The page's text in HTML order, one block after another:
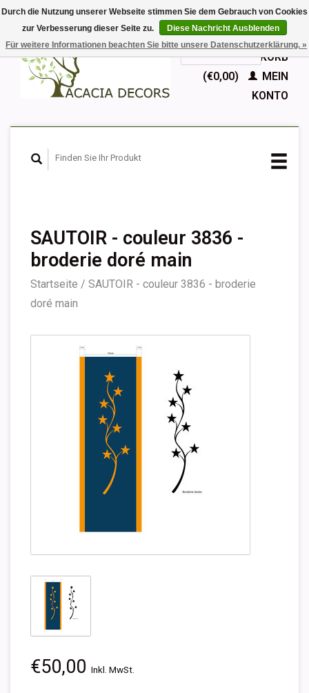
EUR
GBPDeutsch
Nederlands
English
IHR WARENKORB
(€0,00)
MEIN
KONTO
SAUTOIR - couleur 3836 -
broderie doré main
Startseite / SAUTOIR - couleur 3836 - broderie
doré main
€50,00 Inkl. MwSt.
Durch die Nutzung unserer Webseite stimmen Sie dem Gebrauch von Cookies
zur Verbesserung dieser Seite zu.
Diese Nachricht Ausblenden
Für weitere Informationen beachten Sie bitte unsere Datenschutzerklärung. »